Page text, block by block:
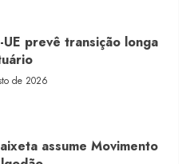
prevê transição longa
de 2026
assume Movimento